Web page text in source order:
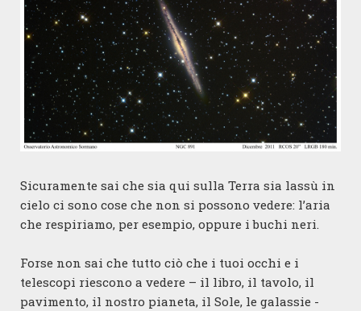
Sicuramente sai che sia qui sulla Terra sia lassù in
cielo ci sono cose che non si possono vedere: l’aria
che respiriamo, per esempio, oppure i buchi neri.
Forse non sai che tutto ciò che i tuoi occhi e i
telescopi riescono a vedere – il libro, il tavolo, il
pavimento, il nostro pianeta, il Sole, le galassie -